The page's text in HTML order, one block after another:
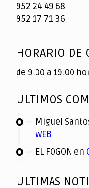
952 24 49 68
952 17 71 36
HORARIO DE
de 9:00 a 19:00
ULTIMOS
Miguel
WEB
EL FOGON en
ULTIMAS